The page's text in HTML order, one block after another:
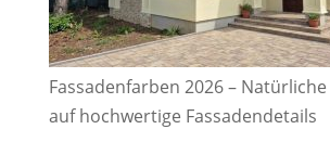
Fassadenfarben 2026 –
auf hochwertige Fassadendetails